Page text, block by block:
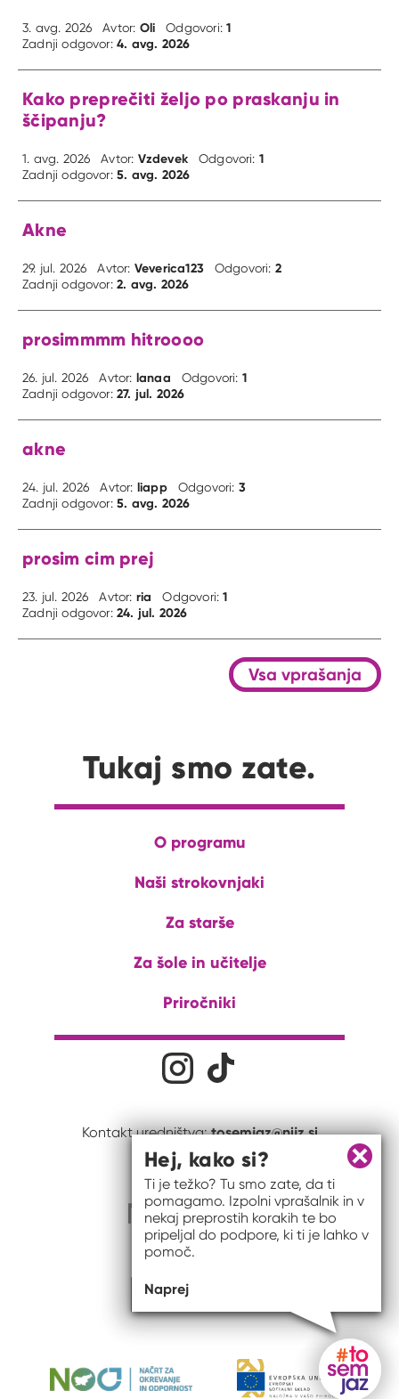
3. avg. 2026 Avtor: Oli Odgovori:1
Zadnji odgovor:4. avg. 2026
Kako preprečiti željo po praskanju in
ščipanju?
1. avg. 2026 Avtor: Vzdevek Odgovori: 1
Zadnji odgovor:5. avg. 2026
Akne
29. jul. 2026 Avtor: Veverica123 Odgovori: 2
Zadnji odgovor:2. avg. 2026
prosimmmm hitroooo
26. jul. 2026 Avtor: lanaa Odgovori: 1
Zadnji odgovor:27. jul. 2026
akne
24. jul. 2026 Avtor: liapp Odgovori: 3
Zadnji odgovor:5. avg. 2026
prosim cim prej
23. jul. 2026 Avtor: ria Odgovori:1
Zadnji odgovor:24. jul. 2026
Vsa vprašanja
Tukaj smo zate.
O programu
Naši strokovnjaki
Za starše
Za šole in učitelje
Priročniki
Družabna omrežja
Kontakt uredništva:tosemjaz@nijz.si
Zapri
Hej, kako si?
Ti je težko? Tu smo zate, da ti
pomagamo. Izpolni vprašalnik in v
nekaj preprostih korakih te bo
pripeljal do podpore, ki ti je lahko v
pomoč.
Naprej